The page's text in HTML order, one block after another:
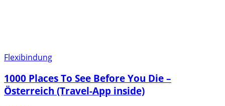
Flexibindung
1000 Places To See Before You Die –
Österreich (Travel-App inside)